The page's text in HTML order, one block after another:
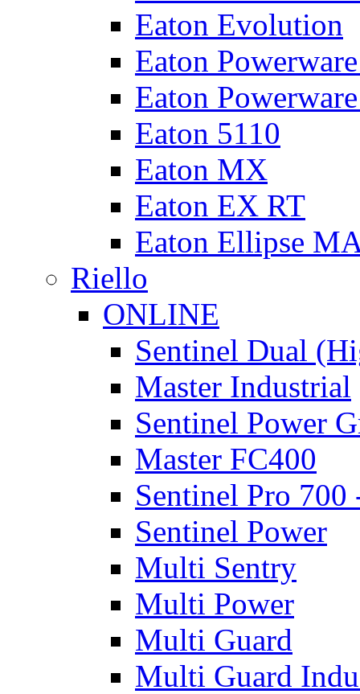
Eaton Evolution
Eaton
Eaton
Eaton 5110
Eaton MX
Eaton EX RT
Eaton Ellipse
Riello
ONLINE
Sentinel Dual
Master Industrial
Sentinel Power
Master FC400
Sentinel Pro 700
Sentinel Power
Multi Sentry
Multi Power
Multi Guard
Multi Guard